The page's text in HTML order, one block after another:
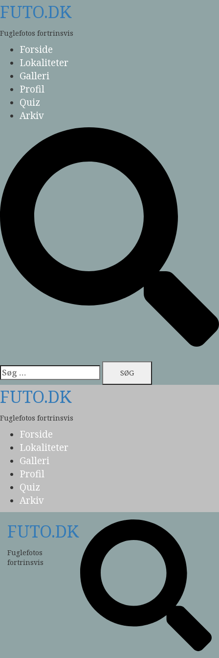
Skip
to
content
FUTO.DK
Fuglefotos fortrinsvis
Forside
Lokaliteter
Galleri
Profil
Quiz
Arkiv
Søg
efter:
FUTO.DK
Fuglefotos fortrinsvis
Forside
Lokaliteter
Galleri
Profil
Quiz
Arkiv
FUTO.DK
Fuglefotos
fortrinsvis